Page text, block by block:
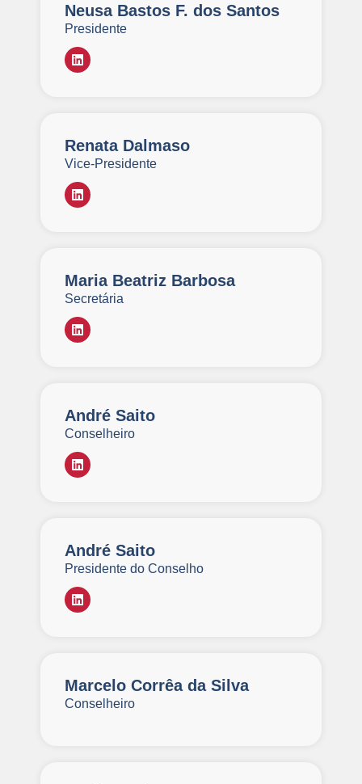
Neusa Bastos F. dos Santos
Presidente
Renata Dalmaso
Vice-Presidente
Maria Beatriz Barbosa
Secretária
André Saito
Conselheiro
André Saito
Presidente do Conselho
Marcelo Corrêa da Silva
Conselheiro